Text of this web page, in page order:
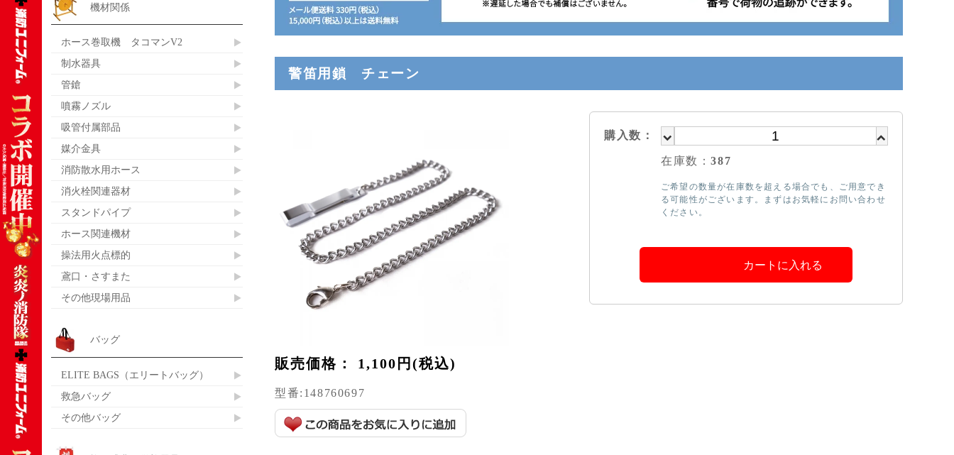
警笛用鎖 チェーン
販売価格： 1,100円(税込)
型番: 148760697
購入数：
在庫数：387
ご希望の数量が在庫数を超える場合でも、ご用意でき
る可能性がございます。まずはお気軽にお問い合わせ
ください。
カートに入れる
機材関係
ホース巻取機 タコマンV2
制水器具
管鎗
噴霧ノズル
吸管付属部品
媒介金具
消防散水用ホース
消火栓関連器材
スタンドパイプ
ホース関連機材
操法用火点標的
鳶口・さすまた
その他現場用品
バッグ
ELITE BAGS（エリートバッグ）
救急バッグ
その他バッグ